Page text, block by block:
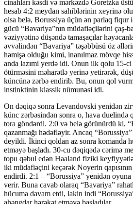
cinahları kəsdi və mərkəzdə Goretzka
hesab 4:2 meydan sahiblərinin xeyrinə
olsa belə, Borussiya üçün ən parlaq
gücü “Bavariya”nın müdafiəçilərini çaş-
vəziyyətinə düşəndə ​​tamaşaçılar
əvvəlindən “Bavariya” təşəbbüsü öz
həmişə olduğu kimi, inanılmaz mövqe
anda lazımi yerdə idi. Onun ilk qolu 15-
ötürməsini məharətlə yerinə yetirərək,
küncünə zərbə endirib. Bu, onun qol
instinktinin klassik nümunəsi idi.
On dəqiqə sonra Levandovski yenidən
künc zərbəsindən sonra o, hava duelində
tora göndərdi. 2:0 və belə görünürdü ki,
qazanmağı hədəfləyir. Ancaq
deyildi. İkinci qoldan az sonra komanda
etməyə başladı. 30-cu dəqiqədə cərimə
topu qəbul edən Haaland fiziki
iki müdafiəçini keçərək Noyerin
endirdi. 2:1 – “Borussiya” yenidən oyuna
verir. Buna cavab olaraq “Bavariya”
hücuma davam etdi, lakin indi